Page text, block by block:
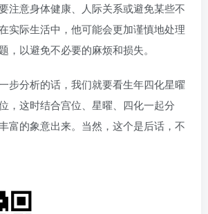
注意身体健康、人际关系或避免某些不
实际生活中，他可能会更加谨慎地处理
，以避免不必要的麻烦和损失。
步分析的话，我们就要看生年四化星曜
，这时结合宫位、星曜、四化一起分
富的象意出来。当然，这个是后话，不